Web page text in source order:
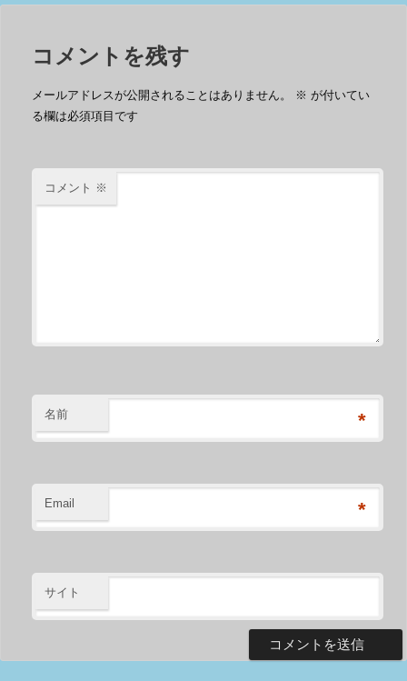
コメントを残す
メールアドレスが公開されることはありません。 ※ が付いてい
る欄は必須項目です
コメント ※
名前 *
Email *
サイト